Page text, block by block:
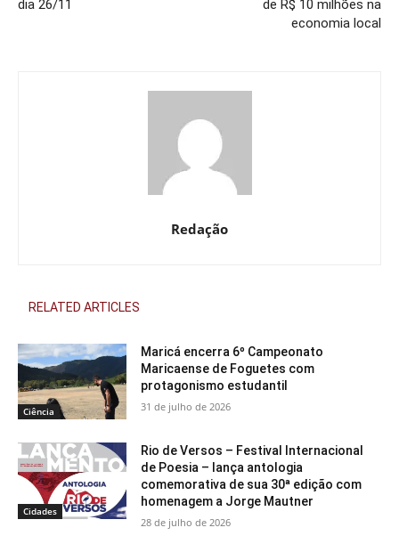
dia 26/11
de R$ 10 milhões na
economia local
Redação
RELATED ARTICLES
Ciência
Maricá encerra 6º Campeonato
Maricaense de Foguetes com
protagonismo estudantil
31 de julho de 2026
Cidades
Rio de Versos – Festival Internacional
de Poesia – lança antologia
comemorativa de sua 30ª edição com
homenagem a Jorge Mautner
28 de julho de 2026